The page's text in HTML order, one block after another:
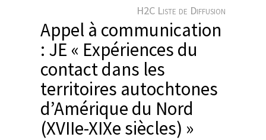
H2C Liste de Diffusion
Appel à communication
: JE « Expériences du
contact dans les
territoires autochtones
d’Amérique du Nord
(XVIIe-XIXe siècles) »